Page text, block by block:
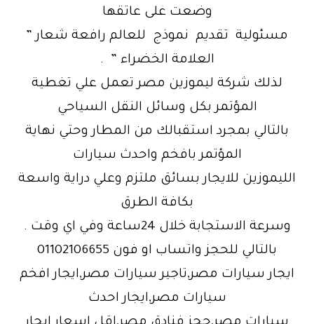
وضعت على عاتقها
مسئولية تقديم نموذج للعالم رافعة شعار ”
العلامة الخضراء ” .
لذلك شركة ليموزين مصر تعمل علي تغطية
المؤتمر بكل وسائل النقل السياحي
بالتالي بمجرد استقبالك من المطار وحتي نهاية
المؤتمر بافخم واحدث سيارات
الليموزين للايجار بسائق ملتزم وعلي دراية واسعة
بكافة الطرق
وسرعة الاستجابة خلال 24ساعة وفي اي وقت .
بالتالي للحجز واتساب او فون 01102106655
ايجار سيارات مصر,تاجير سيارات مصر,ايجار افخم
سيارات مصر,ايجار احدث